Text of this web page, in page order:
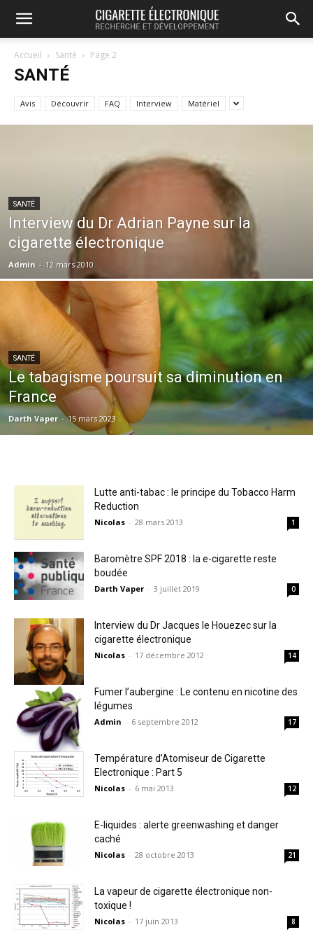
Accueil Santé Page 2
SANTÉ
Avis Découvrir FAQ Interview Matériel
SANTÉ
Interview du Dr Adrian Payne sur la
cigarette électronique
Admin - 12 mars 2010
SANTÉ
Le tabagisme poursuit sa diminution en
France
Darth Vaper - 15 mars 2023
Lutte anti-tabac : le principe du Tobacco Harm
Reduction
Nicolas - 28 mars 2013 1
Baromètre SPF 2018 : la e-cigarette reste
boudée
Darth Vaper - 3 juillet 2019 0
Interview du Dr Jacques le Houezec sur la
cigarette électronique
Nicolas - 17 décembre 2012 14
Fumer l’aubergine : Le contenu en nicotine des
légumes
Admin - 6 septembre 2012 17
Température d’Atomiseur de Cigarette
Electronique : Part 5
Nicolas - 6 mai 2013 12
E-liquides : alerte greenwashing et danger
caché
Nicolas - 28 octobre 2013 21
La vapeur de cigarette électronique non-
toxique !
Nicolas - 17 juin 2013 8